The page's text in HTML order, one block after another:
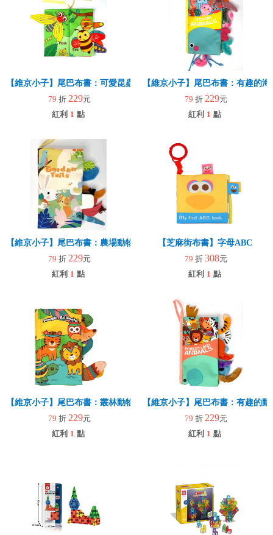
【維京小子】尾巴布書：可愛昆蟲
79 折 229元
紅利 1 點
【維京小子】尾巴布書：有趣的海
79 折 229元
紅利 1 點
【維京小子】尾巴布書：農場動物
79 折 229元
紅利 1 點
【芝麻街布書】字母ABC
79 折 308元
紅利 1 點
【維京小子】尾巴布書：叢林動物
79 折 229元
紅利 1 點
【維京小子】尾巴布書：有趣的動
79 折 229元
紅利 1 點